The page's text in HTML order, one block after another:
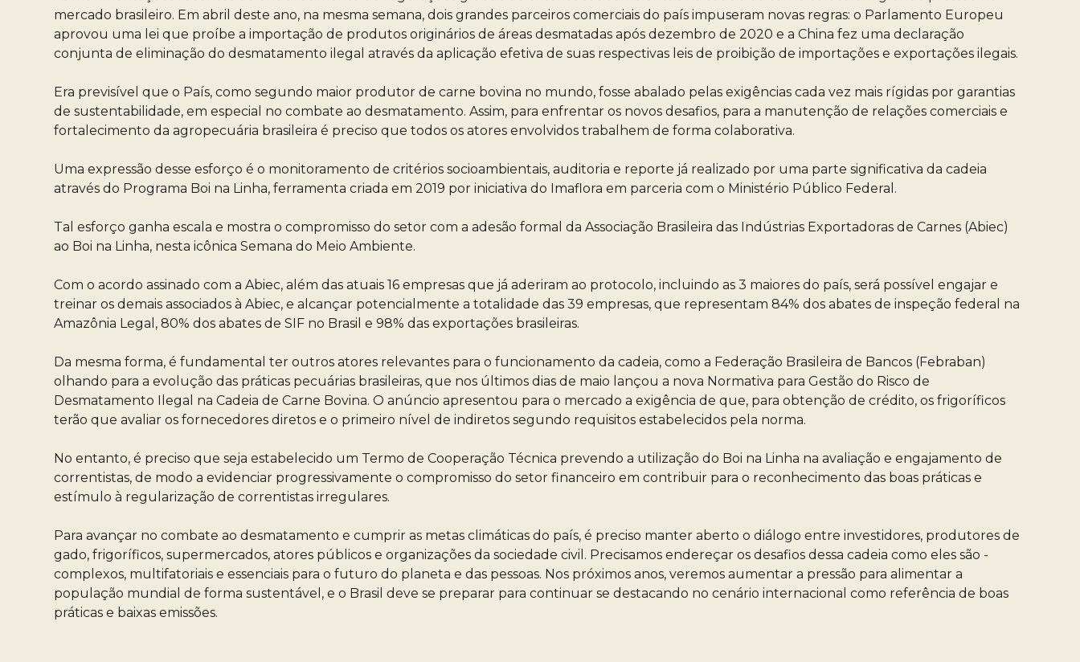
mercado brasileiro. Em abril deste ano, na mesma semana, dois grandes parceiros comerciais do país impuseram novas regras: o Parlamento Europeu
aprovou uma lei que proíbe a importação de produtos originários de áreas desmatadas após dezembro de 2020 e a China fez uma declaração
conjunta de eliminação do desmatamento ilegal através da aplicação efetiva de suas respectivas leis de proibição de importações e exportações ilegais.
Era previsível que o País, como segundo maior produtor de carne bovina no mundo, fosse abalado pelas exigências cada vez mais rígidas por garantias
de sustentabilidade, em especial no combate ao desmatamento. Assim, para enfrentar os novos desafios, para a manutenção de relações comerciais e
fortalecimento da agropecuária brasileira é preciso que todos os atores envolvidos trabalhem de forma colaborativa.
Uma expressão desse esforço é o monitoramento de critérios socioambientais, auditoria e reporte já realizado por uma parte significativa da cadeia
através do Programa Boi na Linha, ferramenta criada em 2019 por iniciativa do Imaflora em parceria com o Ministério Público Federal.
Tal esforço ganha escala e mostra o compromisso do setor com a adesão formal da Associação Brasileira das Indústrias Exportadoras de Carnes (Abiec)
ao Boi na Linha, nesta icônica Semana do Meio Ambiente.
Com o acordo assinado com a Abiec, além das atuais 16 empresas que já aderiram ao protocolo, incluindo as 3 maiores do país, será possível engajar e
treinar os demais associados à Abiec, e alcançar potencialmente a totalidade das 39 empresas, que representam 84% dos abates de inspeção federal na
Amazônia Legal, 80% dos abates de SIF no Brasil e 98% das exportações brasileiras.
Da mesma forma, é fundamental ter outros atores relevantes para o funcionamento da cadeia, como a Federação Brasileira de Bancos (Febraban)
olhando para a evolução das práticas pecuárias brasileiras, que nos últimos dias de maio lançou a nova Normativa para Gestão do Risco de
Desmatamento Ilegal na Cadeia de Carne Bovina. O anúncio apresentou para o mercado a exigência de que, para obtenção de crédito, os frigoríficos
terão que avaliar os fornecedores diretos e o primeiro nível de indiretos segundo requisitos estabelecidos pela norma.
No entanto, é preciso que seja estabelecido um Termo de Cooperação Técnica prevendo a utilização do Boi na Linha na avaliação e engajamento de
correntistas, de modo a evidenciar progressivamente o compromisso do setor financeiro em contribuir para o reconhecimento das boas práticas e
estímulo à regularização de correntistas irregulares.
Para avançar no combate ao desmatamento e cumprir as metas climáticas do país, é preciso manter aberto o diálogo entre investidores, produtores de
gado, frigoríficos, supermercados, atores públicos e organizações da sociedade civil. Precisamos endereçar os desafios dessa cadeia como eles são -
complexos, multifatoriais e essenciais para o futuro do planeta e das pessoas. Nos próximos anos, veremos aumentar a pressão para alimentar a
população mundial de forma sustentável, e o Brasil deve se preparar para continuar se destacando no cenário internacional como referência de boas
práticas e baixas emissões.